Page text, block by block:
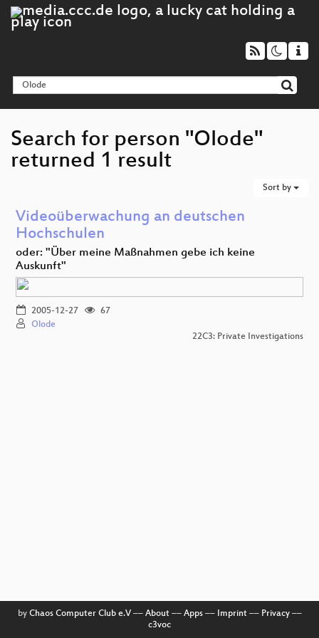
Search for person "Olode"
returned 1 result
Sort by
Videoüberwachung an deutschen
Hochschulen
oder: "Über meine Maßnahmen gebe ich keine
Auskunft"
2005-12-27
67
Olode
22C3: Private Investigations
by Chaos Computer Club e.V–– About–– Apps–– Imprint–– Privacy––
c3voc